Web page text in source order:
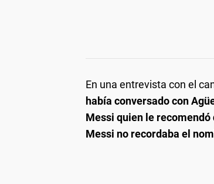
En una entrevista con el
había conversado con
Messi quien le
Messi no recordaba el